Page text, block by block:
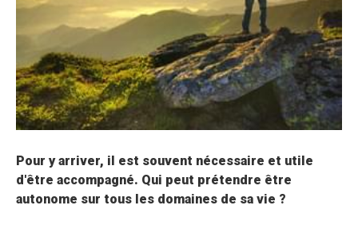
Pour y arriver, il est souvent nécessaire et utile
d'être accompagné. Qui peut prétendre être
autonome sur tous les domaines de sa vie ?